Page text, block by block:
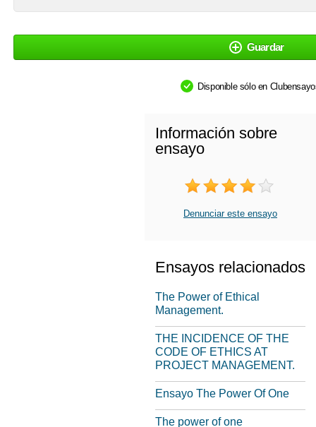
Guardar
Disponible sólo en
Información sobre
ensayo
Denunciar este ensayo
Ensayos relacionados
The Power of Ethical
Management.
THE INCIDENCE OF THE
CODE OF ETHICS AT
PROJECT MANAGEMENT.
Ensayo The Power Of One
The power of one